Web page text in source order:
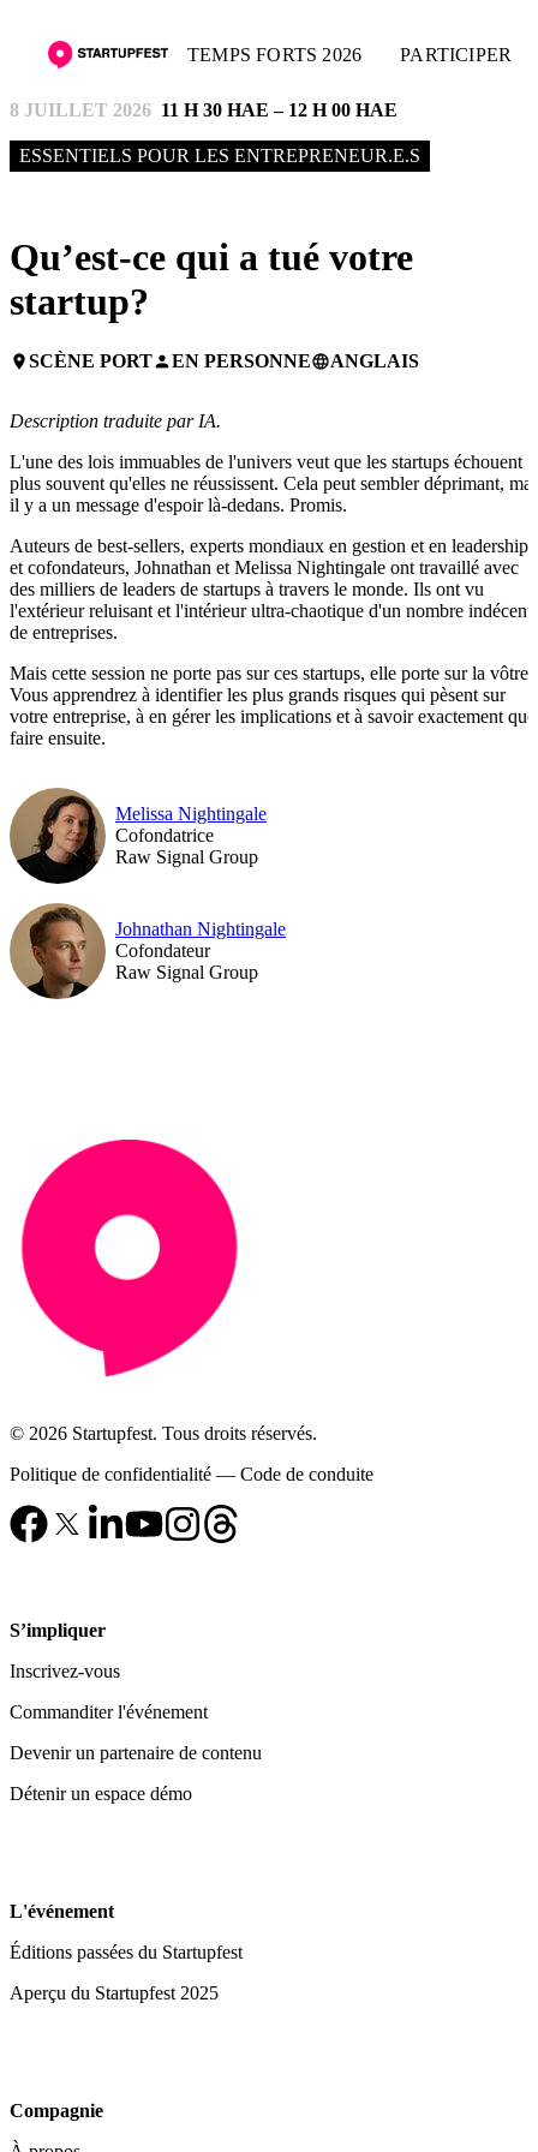
TEMPS FORTS 2026 PARTICIPER
8 JUILLET 2026 11 H 30 HAE – 12 H 00 HAE
ESSENTIELS POUR LES ENTREPRENEUR.E.S
Qu’est-ce qui a tué votre
startup?
placeSCÈNE PORTpersonEN PERSONNElanguageANGLAIS
Description traduite par IA.
L'une des lois immuables de l'univers veut que les startups échouent
plus souvent qu'elles ne réussissent. Cela peut sembler déprimant,
il y a un message d'espoir là-dedans. Promis.
Auteurs de best-sellers, experts mondiaux en gestion et en leadership,
et cofondateurs, Johnathan et Melissa Nightingale ont travaillé avec
des milliers de leaders de startups à travers le monde. Ils ont vu
l'extérieur reluisant et l'intérieur ultra-chaotique d'un nombre indécent
de entreprises.
Mais cette session ne porte pas sur ces startups, elle porte sur la vôtre.
Vous apprendrez à identifier les plus grands risques qui pèsent sur
votre entreprise, à en gérer les implications et à savoir exactement
faire ensuite.
Melissa Nightingale
Cofondatrice
Raw Signal Group
Johnathan Nightingale
Cofondateur
Raw Signal Group
© 2026 Startupfest. Tous droits réservés.
Politique de confidentialité — Code de conduite
S’impliquer
Inscrivez-vous
Commanditer l'événement
Devenir un partenaire de contenu
Détenir un espace démo
L'événement
Éditions passées du Startupfest
Aperçu du Startupfest 2025
Compagnie